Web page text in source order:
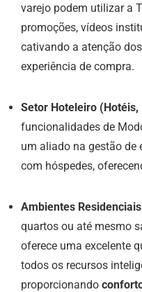
varejo podem utilizar a
promoções, vídeos
cativando a atenção
experiência de compra.
Setor Hoteleiro (Hotéis,
funcionalidades de
um aliado na gestão de
com hóspedes,
Ambientes
quartos ou até mesmo
oferece uma excelente
todos os recursos
proporcionando